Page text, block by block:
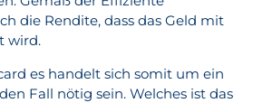
die Rendite, dass das Geld mit
wird.
es handelt sich somit um ein
Fall nötig sein. Welches ist das